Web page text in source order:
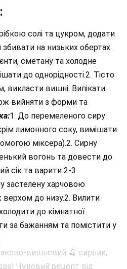
солі та цукром, додати
на низьких обертах.
сметану та холодне
до однорідності.2. Тісто
викласти вишні. Випікати
вийняти з форми та
1. До перемеленого сиру
лимонного соку, вимішати
міксера).2. Сирну
вогонь та довести до
сік та варити 2-3
застелену харчовою
до низу.2. Вилити
до кімнатної
за бажанням та помістити у